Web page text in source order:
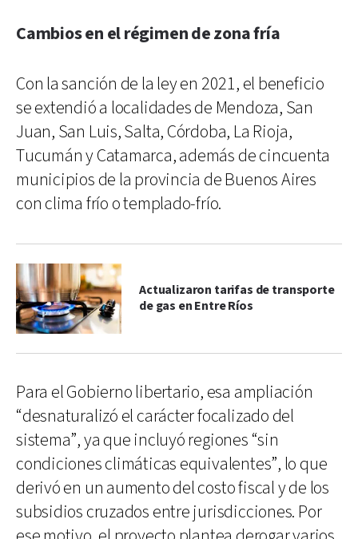
Cambios en el régimen de zona fría
Con la sanción de la ley en 2021, el beneficio
se extendió a localidades de Mendoza, San
Juan, San Luis, Salta, Córdoba, La Rioja,
Tucumán y Catamarca, además de cincuenta
municipios de la provincia de Buenos Aires
con clima frío o templado-frío.
Actualizaron tarifas de transporte
de gas en Entre Ríos
Para el Gobierno libertario, esa ampliación
“desnaturalizó el carácter focalizado del
sistema”, ya que incluyó regiones “sin
condiciones climáticas equivalentes”, lo que
derivó en un aumento del costo fiscal y de los
subsidios cruzados entre jurisdicciones. Por